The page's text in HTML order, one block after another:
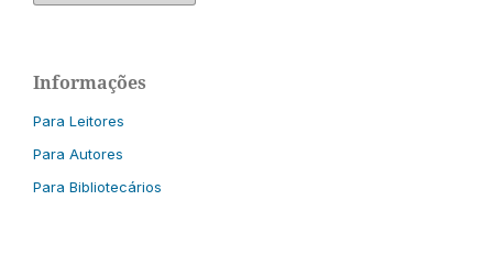
Informações
Para Leitores
Para Autores
Para Bibliotecários